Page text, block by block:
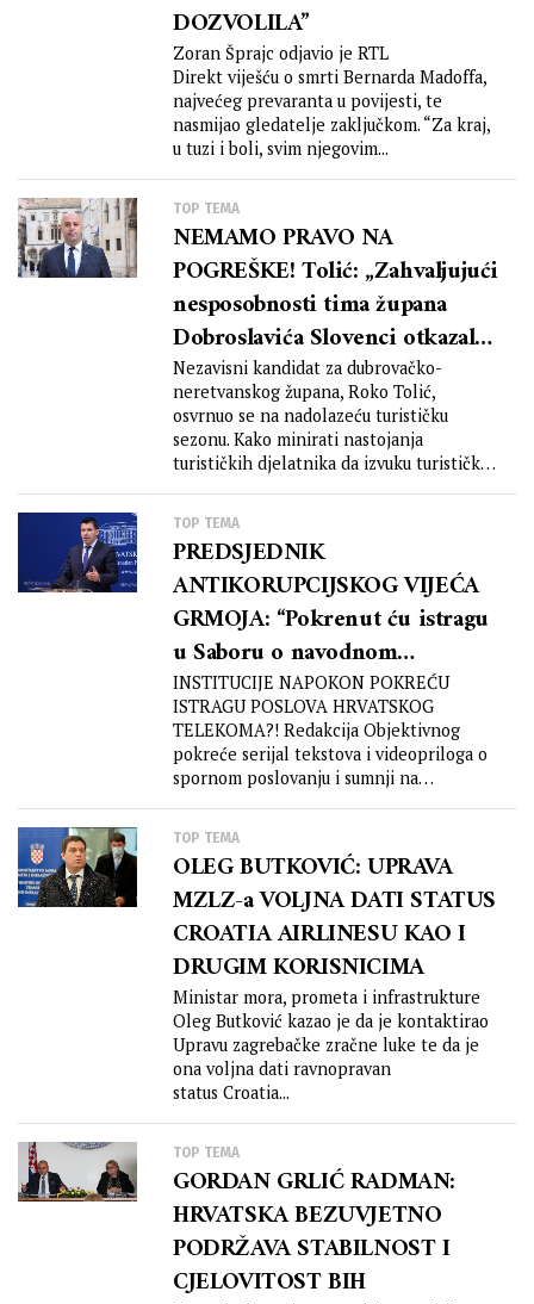
DOZVOLILA”
Zoran Šprajc odjavio je RTL
Direkt viješću o smrti Bernarda Madoffa,
najvećeg prevaranta u povijesti, te
nasmijao gledatelje zaključkom. “Za kraj,
u tuzi i boli, svim njegovim...
TOP TEMA
NEMAMO PRAVO NA
POGREŠKE! Tolić: „Zahvaljujući
nesposobnosti tima župana
Dobroslavića Slovenci otkazali
dolazak na odmor!”
Nezavisni kandidat za dubrovačko-
neretvanskog župana, Roko Tolić,
osvrnuo se na nadolazeću turističku
sezonu. Kako minirati nastojanja
turističkih djelatnika da izvuku turističku
TOP TEMA
PREDSJEDNIK
ANTIKORUPCIJSKOG VIJEĆA
GRMOJA: “Pokrenut ću istragu
u Saboru o navodnom
“izvlačenju” 940 mil. kuna HT-a
iz zemlje, a pozvat ću i
premjera Plenkovića i ministra
Medveda da se očituju?!”
INSTITUCIJE NAPOKON POKREĆU
ISTRAGU POSLOVA HRVATSKOG
TELEKOMA?! Redakcija Objektivnog
pokreće serijal tekstova i videopriloga o
spornom poslovanju i sumnji na
TOP TEMA
OLEG BUTKOVIĆ: UPRAVA
MZLZ-a VOLJNA DATI STATUS
CROATIA AIRLINESU KAO I
DRUGIM KORISNICIMA
Ministar mora, prometa i infrastrukture
Oleg Butković kazao je da je kontaktirao
Upravu zagrebačke zračne luke te da je
ona voljna dati ravnopravan
status Croatia...
TOP TEMA
GORDAN GRLIĆ RADMAN:
HRVATSKA BEZUVJETNO
PODRŽAVA STABILNOST I
CJELOVITOST BIH